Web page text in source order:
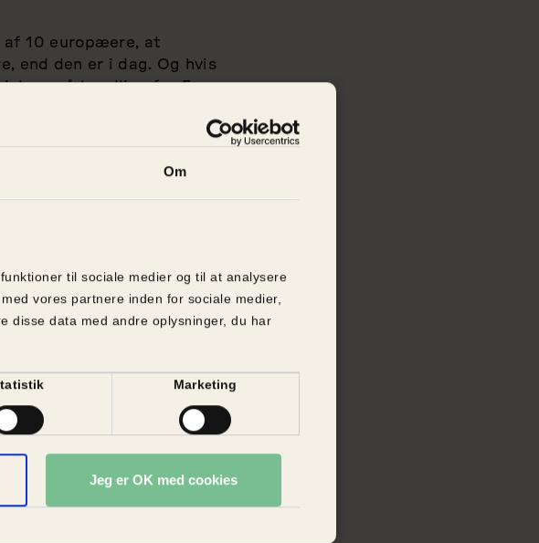
Om
til sociale medier og til at analysere
vores partnere inden for sociale medier,
disse data med andre oplysninger, du har
Marketing
Jeg er OK med cookies
af 10 europæere, at
end den er i dag. Og hvis
på handling for Europas
må ligge fikseret mellem
til at vokse så hurtigt, at
stort fokus på dyrenes behov
og det glæder mig at
Parlamentsvalget, der